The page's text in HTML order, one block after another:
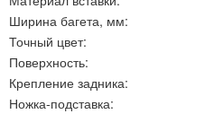
Ширина багета, мм:
Точный цвет:
Поверхность:
Крепление задника:
Ножка-подставка: